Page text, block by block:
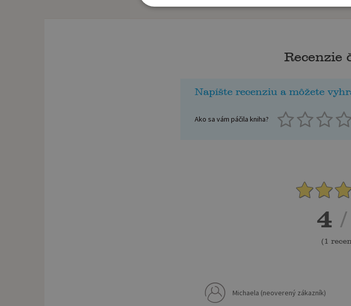
Recenzie
Napíšte recenziu a môžete
Ako sa vám páčila kniha?
4
(1
Michaela (neoverený zákazník)